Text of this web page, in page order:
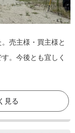
売主様・買主様と
。今後とも宜しく
見る